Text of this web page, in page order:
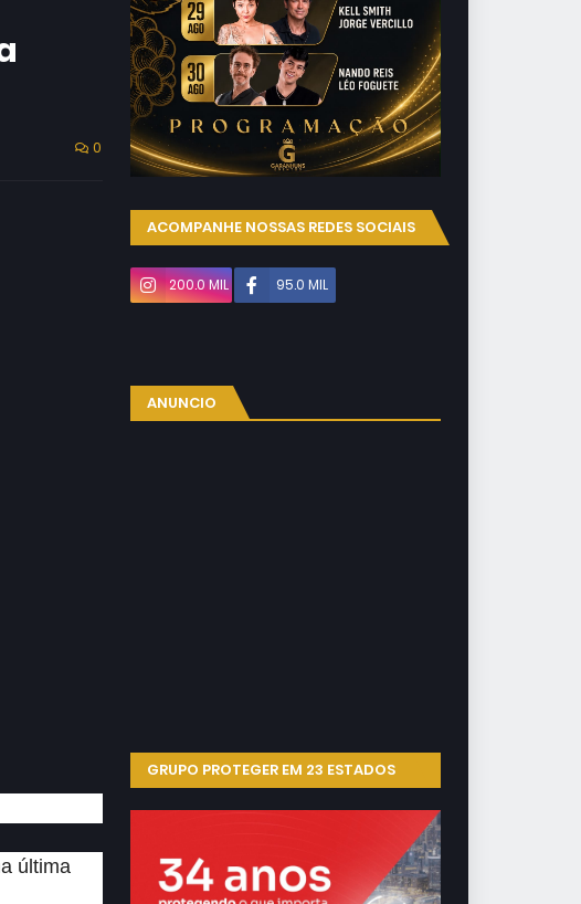
0
última
ACOMPANHE NOSSAS REDES SOCIAIS
200.0 MIL 95.0 MIL
ANUNCIO
GRUPO PROTEGER EM 23 ESTADOS